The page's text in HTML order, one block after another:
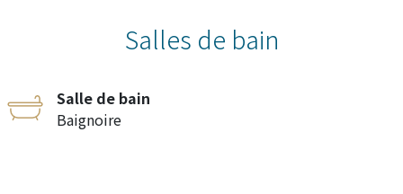
Salles de bain
Salle de bain
Baignoire